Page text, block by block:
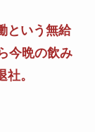
という無給
今晩の飲み
。